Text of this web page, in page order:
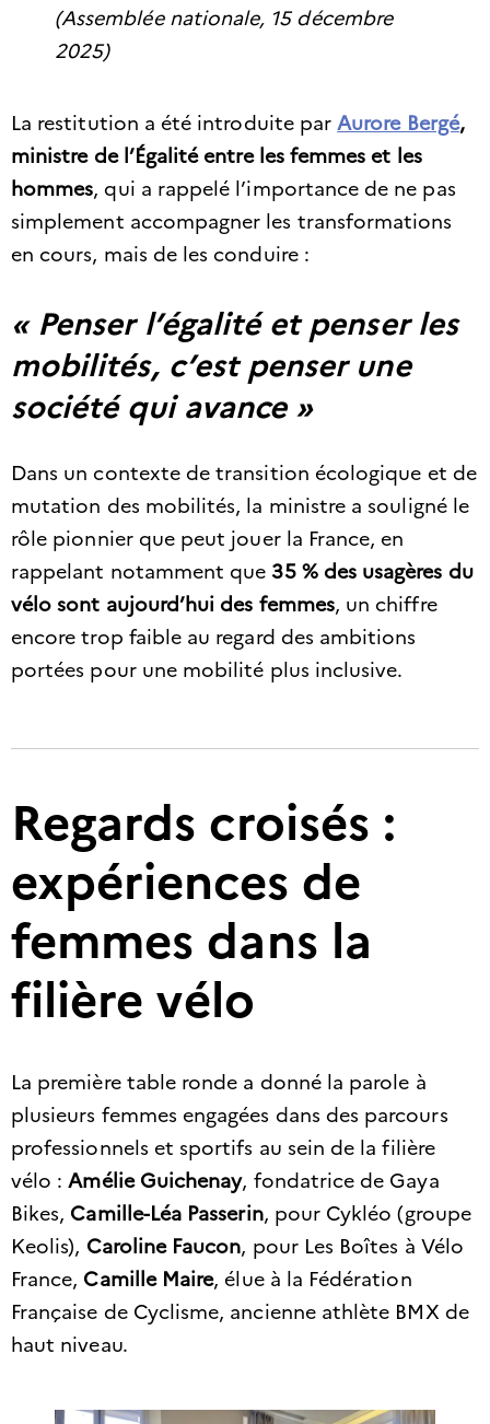
(Assemblée nationale, 15 décembre
2025)
La restitution a été introduite parAurore Bergé,
ministre de l’Égalité entre les femmes et les
hommes, qui a rappelé l’importance de ne pas
simplement accompagner les transformations
en cours, mais de les conduire :
« Penser l’égalité et penser les
mobilités, c’est penser une
société qui avance »
Dans un contexte de transition écologique et de
mutation des mobilités, la ministre a souligné le
rôle pionnier que peut jouer la France, en
rappelant notamment que35 % des usagères du
vélo sont aujourd’hui des femmes, un chiffre
encore trop faible au regard des ambitions
portées pour une mobilité plus inclusive.
Regards croisés :
expériences de
femmes dans la
filière vélo
La première table ronde a donné la parole à
plusieurs femmes engagées dans des parcours
professionnels et sportifs au sein de la filière
vélo :Amélie Guichenay, fondatrice de Gaya
Bikes, Camille-Léa Passerin, pour Cykléo (groupe
Keolis), Caroline Faucon, pour Les Boîtes à Vélo
France, Camille Maire, élue à la Fédération
Française de Cyclisme, ancienne athlète BMX de
haut niveau.